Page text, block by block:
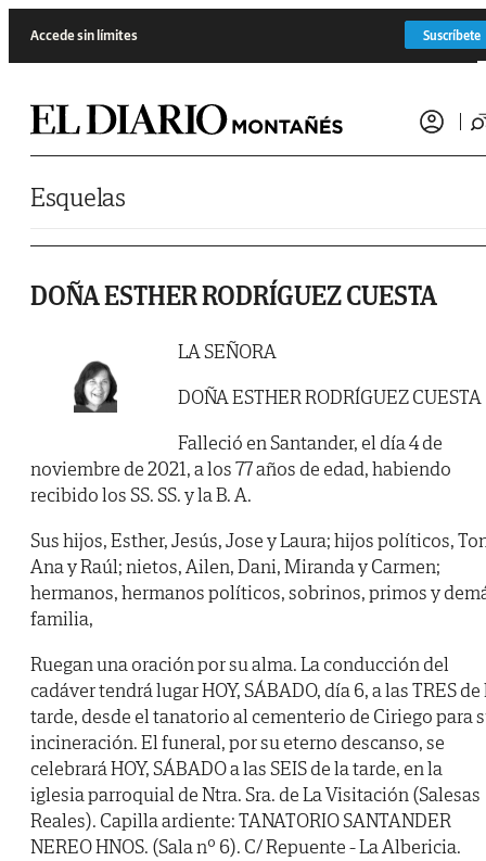
Accede sin límites Suscríbete
Esquelas
DOÑA ESTHER RODRÍGUEZ CUESTA
LA SEÑORA
DOÑA ESTHER RODRÍGUEZ CUESTA
Falleció en Santander, el día 4 de
noviembre de 2021, a los 77 años de edad, habiendo
recibido los SS. SS. y la B. A.
Sus hijos, Esther, Jesús, Jose y Laura; hijos políticos,
Ana y Raúl; nietos, Ailen, Dani, Miranda y Carmen;
hermanos, hermanos políticos, sobrinos, primos y
familia,
Ruegan una oración por su alma. La conducción del
cadáver tendrá lugar HOY, SÁBADO, día 6, a las TRES de
tarde, desde el tanatorio al cementerio de Ciriego para
incineración. El funeral, por su eterno descanso, se
celebrará HOY, SÁBADO a las SEIS de la tarde, en la
iglesia parroquial de Ntra. Sra. de La Visitación (Salesas
Reales). Capilla ardiente: TANATORIO SANTANDER
NEREO HNOS. (Sala nº 6). C/ Repuente - La Albericia.